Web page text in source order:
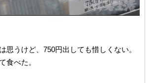
思うけど、750円出しても惜しくない。
食べた。